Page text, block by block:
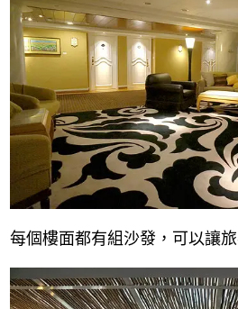
每個樓面都有組沙發，可以讓